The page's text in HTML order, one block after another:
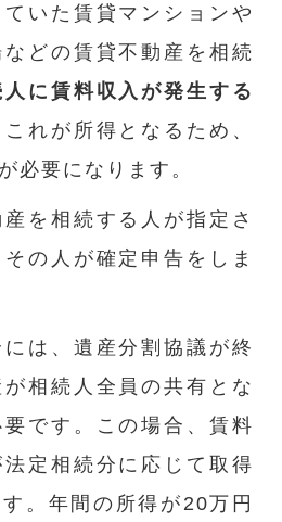
いた賃貸マンションや
どの賃貸不動産を相続
人に賃料収入が発生する
これが所得となるため、
必要になります。
を相続する人が指定さ
の人が確定申告をしま
は、遺産分割協議が終
相続人全員の共有とな
です。この場合、賃料
定相続分に応じて取得
。年間の所得が20万円